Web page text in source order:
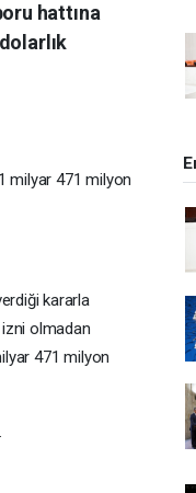
hattına
milyar 471 milyon
kararla
izni olmadan
471 milyon